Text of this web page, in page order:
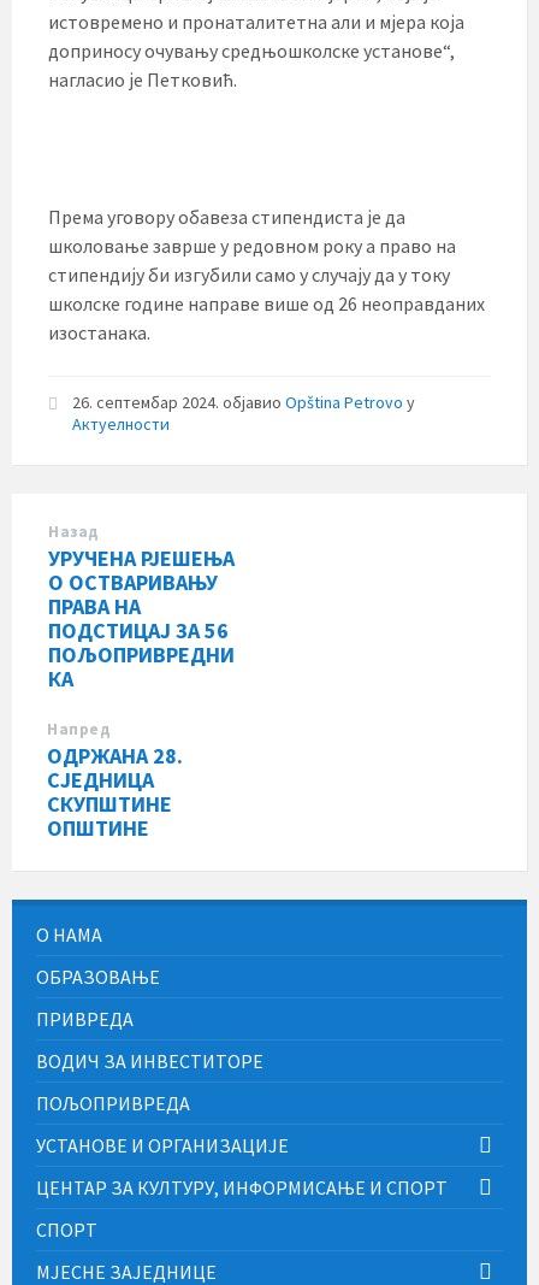
истовремено и пронаталитетна али и мјера која
доприносу очувању средњошколске установе“,
нагласио је Петковић.
Према уговору обавеза стипендиста је да
школовање заврше у редовном року а право на
стипендију би изгубили само у случају да у току
школске године направе више од 26 неоправданих
изостанака.
26. септембар 2024. објавио Opština Petrovo у
Актуелности
Назад
УРУЧЕНА РЈЕШЕЊА
О ОСТВАРИВАЊУ
ПРАВА НА
ПОДСТИЦАЈ ЗА 56
ПОЉОПРИВРЕДНИ
КА
Напред
ОДРЖАНА 28.
СЈЕДНИЦА
СКУПШТИНЕ
ОПШТИНЕ
О НАМА
ОБРАЗОВАЊЕ
ПРИВРЕДА
ВОДИЧ ЗА ИНВЕСТИТОРЕ
ПОЉОПРИВРЕДА
УСТАНОВЕ И ОРГАНИЗАЦИЈЕ
ЦЕНТАР ЗА КУЛТУРУ, ИНФОРМИСАЊЕ И СПОРТ
СПОРТ
МЈЕСНЕ ЗАЈЕДНИЦЕ